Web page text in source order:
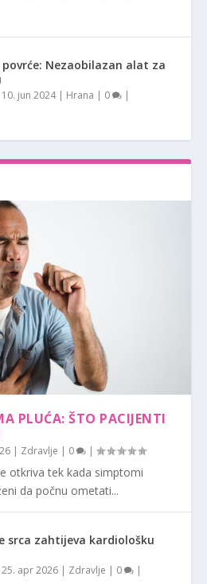
povrće: Nezaobilazan alat za
10. jun 2024| Hrana | 0 |
PLUĆA: ŠTO PACIJENTI
| Zdravlje | 0 |
otkriva tek kada simptomi
da počnu ometati...
srca zahtijeva kardiološku
25. apr 2026 | Zdravlje | 0 |